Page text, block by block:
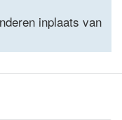
inplaats van